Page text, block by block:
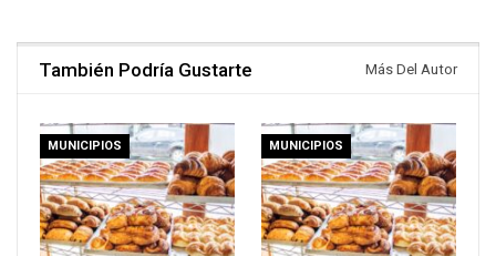
También Podría Gustarte Más Del Autor
MUNICIPIOS MUNICIPIOS